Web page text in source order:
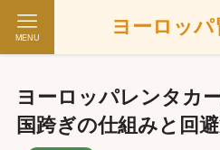
ヨーロッパ
MENU
ヨーロッパレンタカ
国跨ぎの仕組みと回